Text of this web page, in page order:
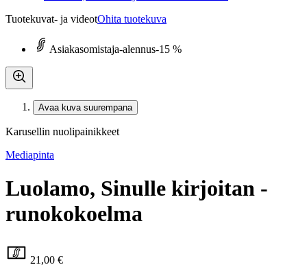
Tuotekuvat- ja videotOhita tuotekuva
Asiakasomistaja-alennus-15 %
Avaa kuva suurempana
Karusellin nuolipainikkeet
Mediapinta
Luolamo, Sinulle kirjoitan -
runokokoelma
21,00 €